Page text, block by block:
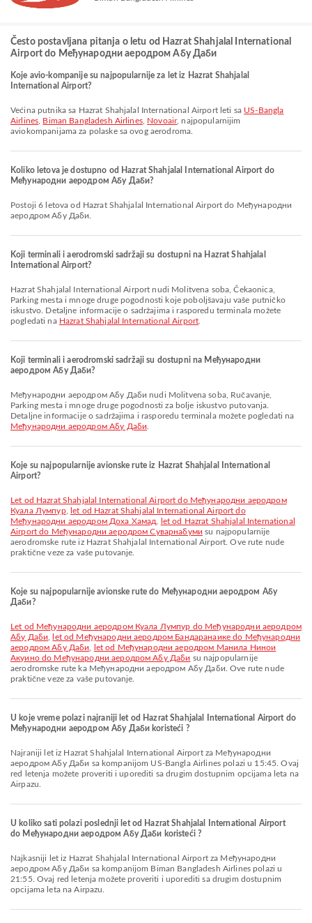
Često postavljana pitanja o letu od Hazrat Shahjalal International
Airport do Међународни аеродром Абу Даби
Koje avio-kompanije su najpopularnije za let iz Hazrat Shahjalal
International Airport?
Većina putnika sa Hazrat Shahjalal International Airport leti sa US-Bangla
Airlines Biman Bangladesh Airlines, Novoair, najpopularnijim
aviokompanijama za polaske sa ovog aerodroma.
Koliko letova je dostupno od Hazrat Shahjalal International Airport do
Међународни аеродром Абу Даби?
Postoji 6 letova od Hazrat Shahjalal International Airport do Међународни
аеродром Абу Даби.
Koji terminali i aerodromski sadržaji su dostupni na Hazrat Shahjalal
International Airport?
Hazrat Shahjalal International Airport nudi Molitvena soba, Čekaonica,
Parking mesta i mnoge druge pogodnosti koje poboljšavaju vaše putničko
iskustvo. Detaljne informacije o sadržajima i rasporedu terminala možete
pogledati na Hazrat Shahjalal International Airport
Koji terminali i aerodromski sadržaji su dostupni na Међународни
аеродром Абу Даби?
Међународни аеродром Абу Даби nudi Molitvena soba, Ručavanje,
Parking mesta i mnoge druge pogodnosti za bolje iskustvo putovanja.
Detaljne informacije o sadržajima i rasporedu terminala možete pogledati na
Међународни аеродром Абу Даби
Koje su najpopularnije avionske rute iz Hazrat Shahjalal International
Airport?
let od Hazrat Shahjalal International Airport do Међународни аеродром
Куала Лумпур,
let od Hazrat Shahjalal International Airport do
Међународни аеродром Доха Хамад
let od Hazrat Shahjalal International
Airport do Међународни аеродром Суварнабуми su najpopularnije
aerodromske rute iz Hazrat Shahjalal International Airport. Ove rute nude
praktične veze za vaše putovanje.
Koje su najpopularnije avionske rute do Међународни аеродром Абу
Даби?
let od Међународни аеродром Куала Лумпур do Међународни аеродром
Абу Даби
let od Међународни аеродром Бандаранаике do Међународни
аеродром Абу Даби
let od Међународни аеродром Манила Нинои
Акуино do Међународни аеродром Абу Даби su najpopularnije
aerodromske rute ka Међународни аеродром Абу Даби. Ove rute nude
praktične veze za vaše putovanje.
U koje vreme polazi najraniji let od Hazrat Shahjalal International Airport do
Међународни аеродром Абу Даби koristeći ?
Najraniji let iz Hazrat Shahjalal International Airport za Међународни
аеродром Абу Даби sa kompanijom US-Bangla Airlines polazi u 15:45. Ovaj
red letenja možete proveriti i uporediti sa drugim dostupnim opcijama leta na
Airpazu.
U koliko sati polazi poslednji let od Hazrat Shahjalal International Airport
do Међународни аеродром Абу Даби koristeći ?
Najkasniji let iz Hazrat Shahjalal International Airport za Међународни
аеродром Абу Даби sa kompanijom Biman Bangladesh Airlines polazi u
21:55. Ovaj red letenja možete proveriti i uporediti sa drugim dostupnim
opcijama leta na Airpazu.